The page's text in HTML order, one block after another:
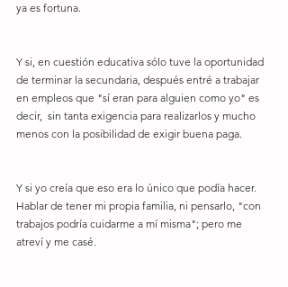
ya es fortuna.
Y si, en cuestión educativa sólo tuve la oportunidad
de terminar la secundaria, después entré a trabajar
en empleos que "sí eran para alguien como yo" es
decir,  sin tanta exigencia para realizarlos y mucho
menos con la posibilidad de exigir buena paga.
Y si yo creía que eso era lo único que podía hacer.
Hablar de tener mi propia familia, ni pensarlo, "con
trabajos podría cuidarme a mí misma"; pero me
atreví y me casé.